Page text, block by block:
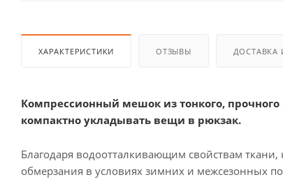
ХАРАКТЕРИСТИКИ ОТЗЫВЫ ДОСТАВКА
Компрессионный мешок из тонкого,
компактно укладывать вещи в рюкзак.
Благодаря водоотталкивающим свойствам
обмерзания в условиях зимних и межсезонных